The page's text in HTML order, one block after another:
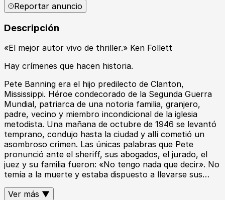
Reportar anuncio
Descripción
«El mejor autor vivo de thriller.» Ken Follett
Hay crímenes que hacen historia.
Pete Banning era el hijo predilecto de Clanton,
Mississippi. Héroe condecorado de la Segunda Guerra
Mundial, patriarca de una notoria familia, granjero,
padre, vecino y miembro incondicional de la iglesia
metodista. Una mañana de octubre de 1946 se levantó
temprano, condujo hasta la ciudad y allí cometió un
asombroso crimen. Las únicas palabras que Pete
pronunció ante el sheriff, sus abogados, el jurado, el
juez y su familia fueron: «No tengo nada que decir». No
temía a la muerte y estaba dispuesto a llevarse sus…
Ver más ▼